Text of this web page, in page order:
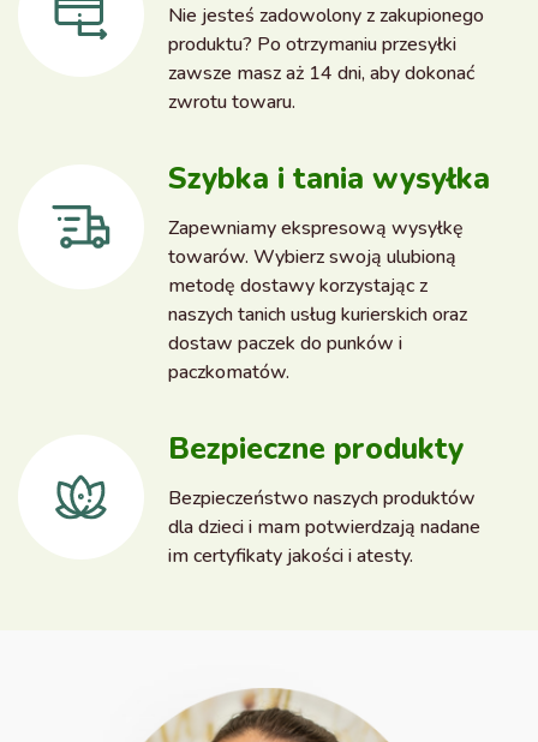
Nie jesteś zadowolony z zakupionego
produktu? Po otrzymaniu przesyłki
zawsze masz aż 14 dni, aby dokonać
zwrotu towaru.
Szybka i tania wysyłka
Zapewniamy ekspresową wysyłkę
towarów. Wybierz swoją ulubioną
metodę dostawy korzystając z
naszych tanich usług kurierskich oraz
dostaw paczek do punków i
paczkomatów.
Bezpieczne produkty
Bezpieczeństwo naszych produktów
dla dzieci i mam potwierdzają nadane
im certyfikaty jakości i atesty.